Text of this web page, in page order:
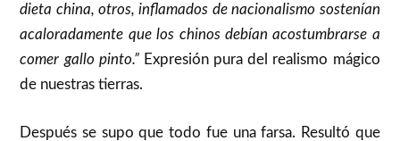
dieta china, otros, inflamados de nacionalismo sostenían
acaloradamente que los chinos debían acostumbrarse a
comer gallo pinto.”Expresión pura del realismo mágico
de nuestras tierras.
Después se supo que todo fue una farsa. Resultó que